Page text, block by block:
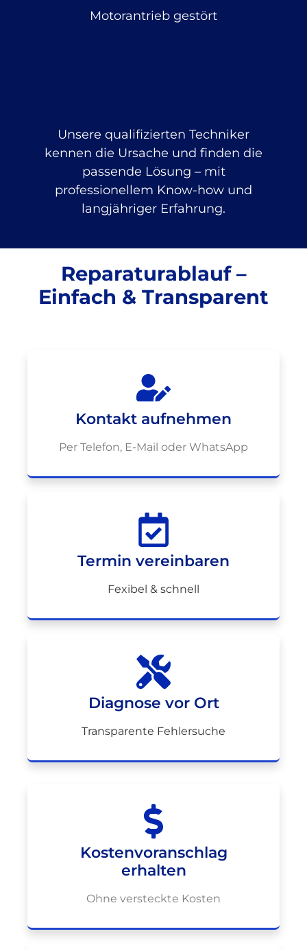
Motorantrieb gestört
Unsere qualifizierten Techniker
kennen die Ursache und finden die
passende Lösung – mit
professionellem Know-how und
langjähriger Erfahrung.
Reparaturablauf –
Einfach & Transparent
Kontakt aufnehmen
Per Telefon, E-Mail oder WhatsApp
Termin vereinbaren
Fexibel & schnell
Diagnose vor Ort
Transparente Fehlersuche
Kostenvoranschlag
erhalten
Ohne versteckte Kosten